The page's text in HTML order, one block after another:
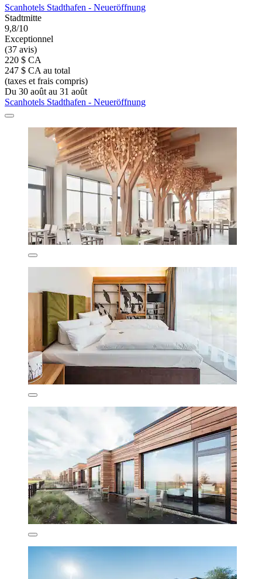
Scanhotels Stadthafen - Neueröffnung
Stadtmitte
9,8/10
Exceptionnel
(37 avis)
220 $ CA
247 $ CA au total
(taxes et frais compris)
Du 30 août au 31 août
Scanhotels Stadthafen - Neueröffnung